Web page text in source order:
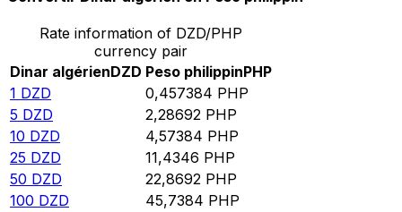
Rate information of DZD/PHP
currency pair
Dinar algérienDZD Peso philippinPHP
1 DZD 0,457384 PHP
5 DZD 2,28692 PHP
10 DZD 4,57384 PHP
25 DZD 11,4346 PHP
50 DZD 22,8692 PHP
100 DZD 45,7384 PHP